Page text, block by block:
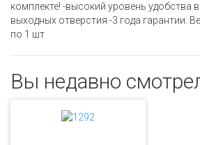
комплекте! -высокий уровень удобства
выходных отверстия -3 года гарантии.
по 1 шт
Вы недавно